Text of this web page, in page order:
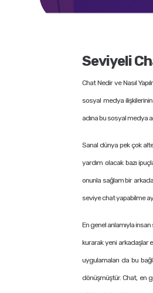
Seviyeli
Chat Nedir ve Nasıl
sosyal medya
adına bu sosyal medya
Sanal dünya pek çok
yardım olacak bazı
onunla sağlam bir
seviye chat yapabilme
En genel anlamıyla
kurarak yeni arkadaşlar
uygulamaları da bu
dönüşmüştür. Chat, en